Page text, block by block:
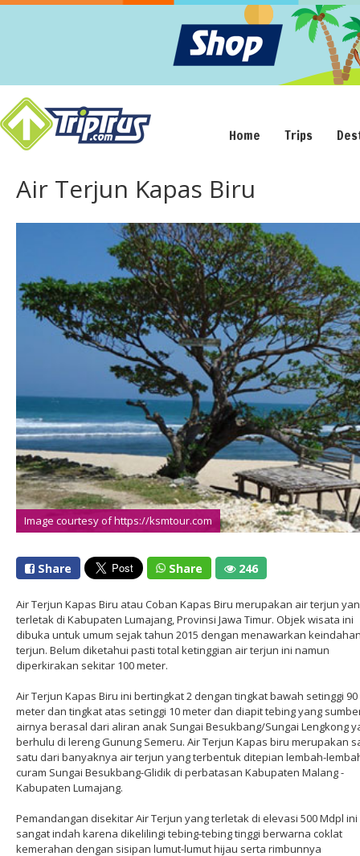
Home Trips
Air Terjun Kapas Biru
Image courtesy of https://ksmtour.com
Share Share 246
Air Terjun Kapas Biru atau Coban Kapas Biru merupakan air terjun
terletak di Kabupaten Lumajang, Provinsi Jawa Timur. Objek wisata ini
dibuka untuk umum sejak tahun 2015 dengan menawarkan
terjun. Belum diketahui pasti total ketinggian air terjun ini namun
diperkirakan sekitar 100 meter.
Air Terjun Kapas Biru ini bertingkat 2 dengan tingkat bawah setinggi 90
meter dan tingkat atas setinggi 10 meter dan diapit tebing yang
airnya berasal dari aliran anak Sungai Besukbang/Sungai Lengkong
berhulu di lereng Gunung Semeru. Air Terjun Kapas biru merupakan
satu dari banyaknya air terjun yang terbentuk ditepian lembah-
curam Sungai Besukbang-Glidik di perbatasan Kabupaten Malang -
Kabupaten Lumajang.
Pemandangan disekitar Air Terjun yang terletak di elevasi 500 Mdpl ini
sangat indah karena dikelilingi tebing-tebing tinggi berwarna coklat
kemerahan dengan sisipan lumut-lumut hijau serta rimbunnya